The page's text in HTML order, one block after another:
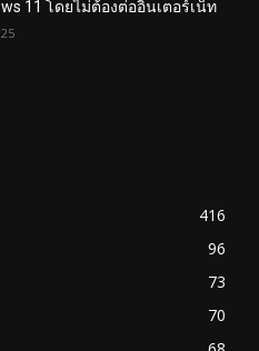
11 โดยไม่ต้องต่ออินเตอร์เน็ท
416
96
73
70